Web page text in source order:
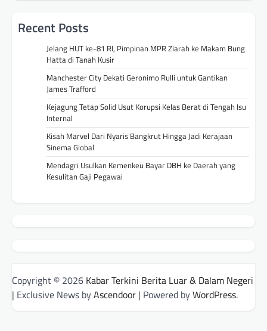
Recent Posts
Jelang HUT ke-81 RI, Pimpinan MPR Ziarah ke Makam Bung
Hatta di Tanah Kusir
Manchester City Dekati Geronimo Rulli untuk Gantikan
James Trafford
Kejagung Tetap Solid Usut Korupsi Kelas Berat di Tengah Isu
Internal
Kisah Marvel Dari Nyaris Bangkrut Hingga Jadi Kerajaan
Sinema Global
Mendagri Usulkan Kemenkeu Bayar DBH ke Daerah yang
Kesulitan Gaji Pegawai
Copyright © 2026 Kabar Terkini Berita Luar & Dalam Negeri
| Exclusive News byAscendoor | Powered byWordPress.